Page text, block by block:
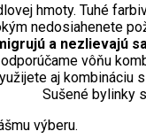
hmoty. Tuhé
nedosiahenete
a nezlievajú
vôňu
aj kombináciu s
Sušené bylinky
výberu.